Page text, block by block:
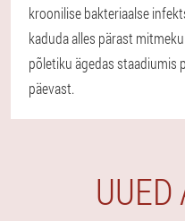
kroonilise bakteriaalse
kaduda alles pärast
põletiku ägedas staadiumis
päevast.